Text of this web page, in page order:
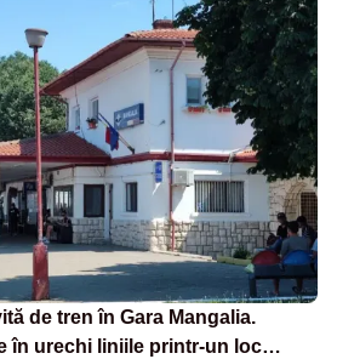
de tren în Gara Mangalia.
în urechi liniile printr-un loc